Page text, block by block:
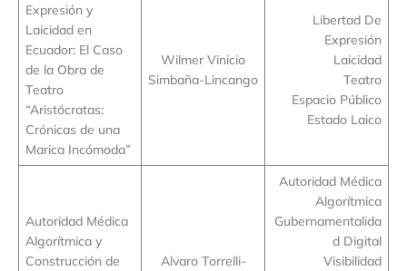
Expresión y
Laicidad en
Ecuador: El Caso
de la Obra de
Teatro
“Aristócratas:
Crónicas de una
Marica Incómoda”
Wilmer Vinicio
Simbaña-Lincango
Libertad De
Expresión
Laicidad
Teatro
Espacio Público
Estado Laico
Autoridad Médica
Algorítmica y
Construcción de
Alvaro Torrelli-
Autoridad Médica
Algorítmica
Gubernamentalida
d Digital
Visibilidad